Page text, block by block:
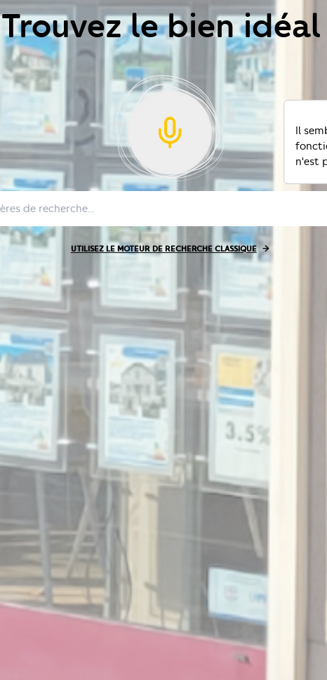
Trouvez le bien
Il
n'est
UTILISEZ LE MOTEUR DE RECHERCHE CLASSIQUE